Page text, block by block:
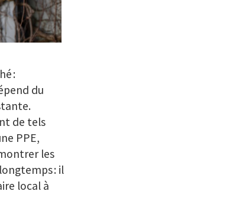
:
du
de tels
PPE,
les
: il
local à